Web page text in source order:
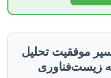
موفقیت تحلیل
زیست‌فناوری